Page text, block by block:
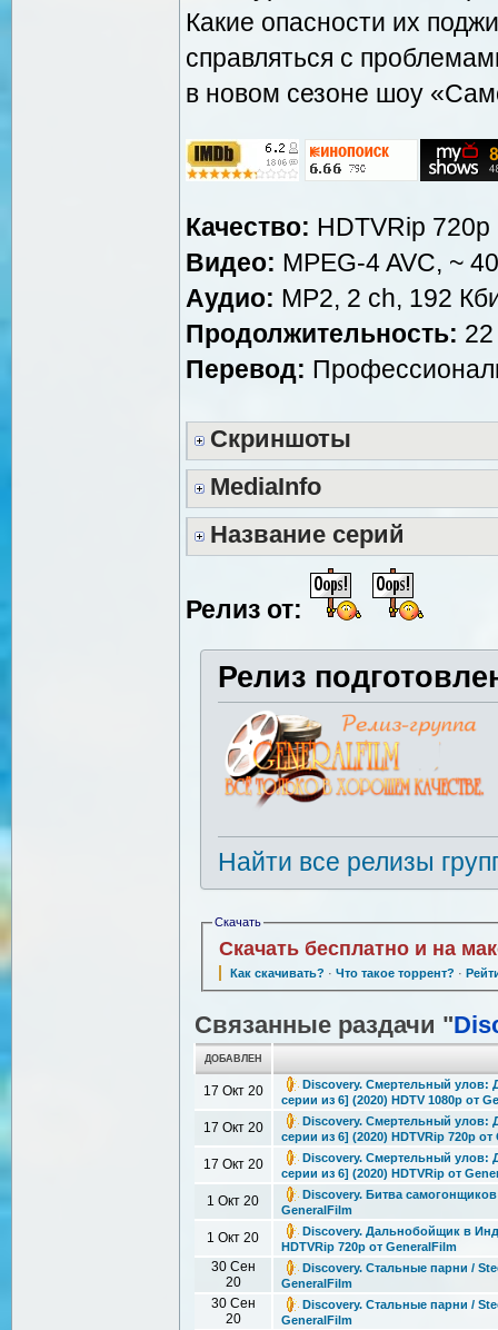
Какие опасности их
справляться с
в новом сезоне шоу
Качество: HDTVRip 720p
Видео: MPEG-4 AVC, ~
Аудио: MP2, 2 ch, 192
Продолжительность:
Перевод:
Скриншоты
MediaInfo
Название серий
Релиз от:
Релиз
Найти все релизы
Скачать
Скачать бесплатно и на
Как скачивать? · Что такое торрент? ·
Связанные раздачи "
ДОБАВЛЕН
17 Окт 20
Discovery. Смертельный улов:
серии из 6] (2020) HDTV 1080p от
17 Окт 20
Discovery. Смертельный улов:
серии из 6] (2020) HDTVRip 720p
17 Окт 20
Discovery. Смертельный улов:
серии из 6] (2020) HDTVRip от
1 Окт 20
Discovery. Битва
GeneralFilm
1 Окт 20
Discovery. Дальнобойщик в
HDTVRip 720p от GeneralFilm
30 Сен
20
Discovery. Стальные парни /
GeneralFilm
30 Сен
20
Discovery. Стальные парни /
GeneralFilm